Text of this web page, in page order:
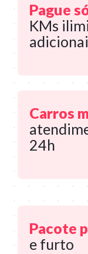
Pague
KMs
Carros
24h
Pacote
e furto